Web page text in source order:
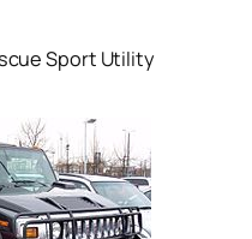
Sport Utility